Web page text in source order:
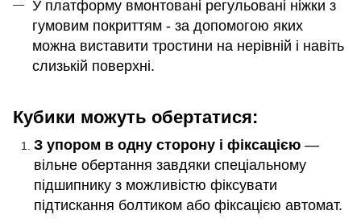
У платформу вмонтовані регульовані ніжки з
гумовим покриттям - за допомогою яких
можна виставити тростини на нерівній і навіть
слизькій поверхні.
Кубики можуть обертатися:
З упором в одну сторону і фіксацією —
вільне обертання завдяки спеціальному
підшипнику з можливістю фіксувати
підтискання болтиком або фіксацією автомат.